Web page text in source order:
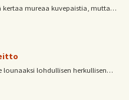
kertaa mureaa kuvepaistia, mutta…
lounaaksi lohdullisen herkullisen…